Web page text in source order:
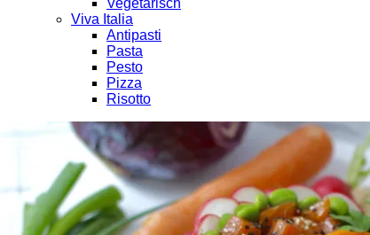
Vegetarisch
Viva Italia
Antipasti
Pasta
Pesto
Pizza
Risotto